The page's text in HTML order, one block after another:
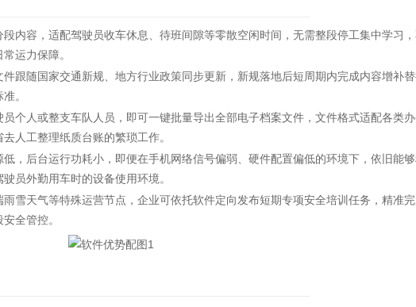
容，适配驾驶员收车休息、待班间隙等零散空闲时间，无需整段停工集中学习
运力保障。
随国家交通新规、地方行业政策同步更新，新规落地后短周期内完成内容增补
。
人或整支车队人员，即可一键批量导出全部电子档案文件，文件格式适配各类
人工整理纸质台账的繁琐工作。
后台运行功耗小，即便在手机网络信号偏弱、硬件配置偏低的环境下，依旧能
员外勤用车时的设备使用环境。
天气等特殊运营节点，企业可依托软件定向发布短期专项安全培训任务，精准
全管控。